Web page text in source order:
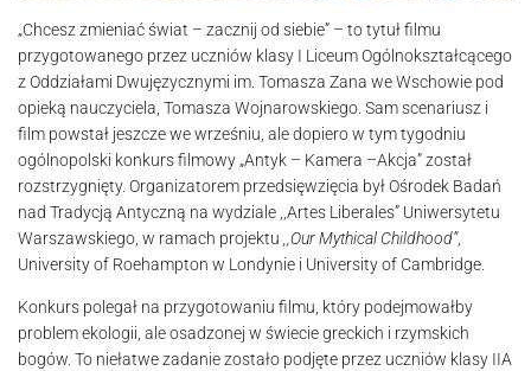
„Chcesz zmieniać świat – zacznij od siebie” – to tytuł filmu
przygotowanego przez uczniów klasy I Liceum Ogólnokształcącego
z Oddziałami Dwujęzycznymi im. Tomasza Zana we Wschowie pod
opieką nauczyciela, Tomasza Wojnarowskiego. Sam scenariusz i
film powstał jeszcze we wrześniu, ale dopiero w tym tygodniu
ogólnopolski konkurs filmowy „Antyk – Kamera –Akcja” został
rozstrzygnięty. Organizatorem przedsięwzięcia był Ośrodek Badań
nad Tradycją Antyczną na wydziale ,,Artes Liberales” Uniwersytetu
Warszawskiego, w ramach projektu
,,Our Mythical Childhood”,
University of Roehampton w Londynie i University of Cambridge.
Konkurs polegał na przygotowaniu filmu, który podejmowałby
problem ekologii, ale osadzonej w świecie greckich i rzymskich
bogów. To niełatwe zadanie zostało podjęte przez uczniów klasy IIA